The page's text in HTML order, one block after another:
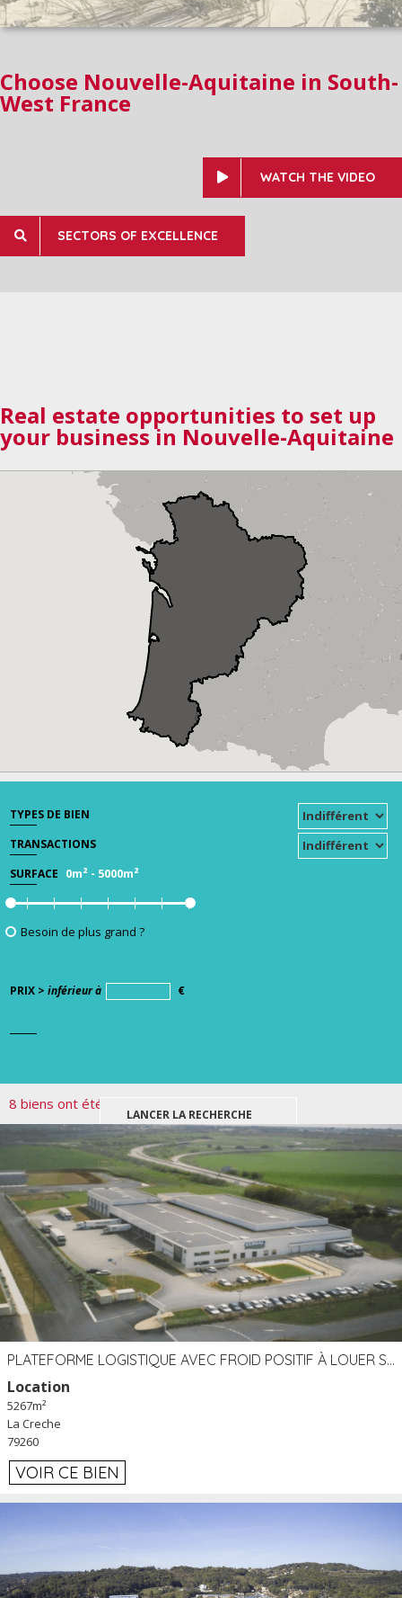
Choose Nouvelle-Aquitaine in South-
West France
WATCH THE VIDEO
SECTORS OF EXCELLENCE
Real estate opportunities to set up
your business in Nouvelle-Aquitaine
TYPES DE BIEN
TRANSACTIONS
SURFACE 0m² - 5000m²
Besoin de plus grand ?
PRIX > inférieur à €
8 biens ont été trouvés pour votre recherche.
PLATEFORME LOGISTIQUE AVEC FROID POSITIF À LOUER SECTEUR NIORT (79)
Location
5267m²
La Creche
79260
VOIR CE BIEN